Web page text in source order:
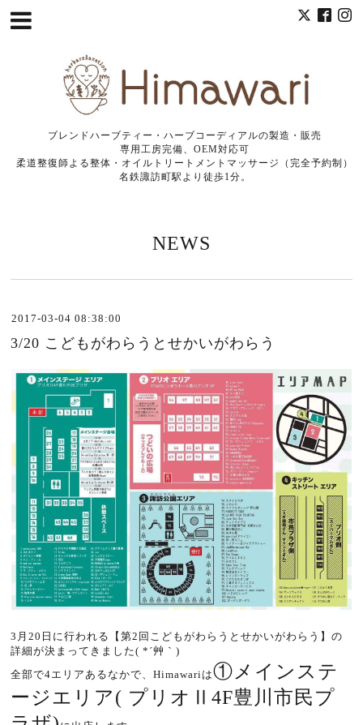
ブレンドハーブティー・ハーブコーディアルの製造・販売
専用工房完備、OEM対応可
柔道整復師よる整体・オイルトリートメントマッサージ（完全予約制）
名鉄諏訪町駅より徒歩1分。
NEWS
2017-03-04 08:38:00
3/20 こどもがわらうとせかいがわらう
3月20日に行われる【第2回こどもがわらうとせかいがわらう】の
詳細が決まってきました( *´艸｀)
全部で4エリアあるなかで、Himawariは①メインステ
ージエリア( プリオⅡ4F豊川市民プ